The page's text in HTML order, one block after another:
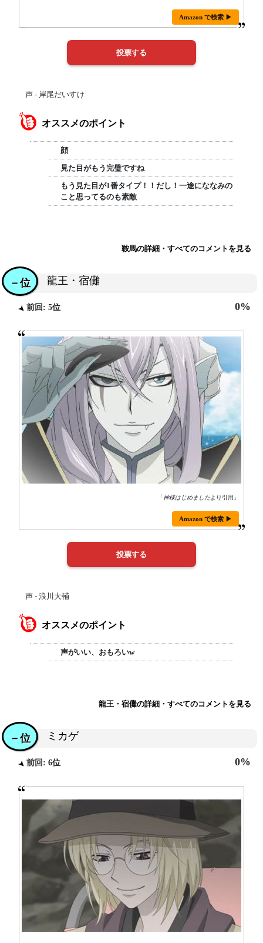
Amazon で検索 ▶
声 - 岸尾だいすけ
オススメのポイント
顔
見た目がもう完璧ですね
もう見た目が1番タイプ！！だし！一途にななみの
こと思ってるのも素敵
鞍馬の詳細・すべてのコメントを見る
龍王・宿儺
－位
前回: 5位 0%
「神様はじめましたより引用」
Amazon で検索 ▶
声 - 浪川大輔
オススメのポイント
声がいい、おもろいw
龍王・宿儺の詳細・すべてのコメントを見る
ミカゲ
－位
前回: 6位 0%